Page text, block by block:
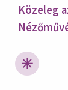
Közeleg